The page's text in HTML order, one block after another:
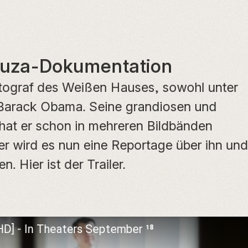
Dokumentation
des Weißen Hauses, sowohl unter
Obama. Seine grandiosen und
er schon in mehreren Bildbänden
wird es nun eine Reportage über ihn und
Hier ist der Trailer.
- In Theaters September 18